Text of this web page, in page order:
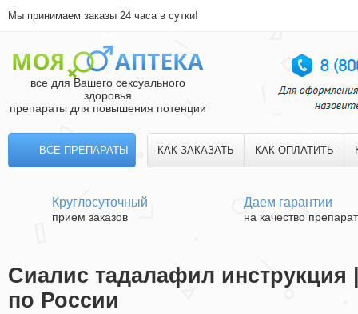
Мы принимаем заказы 24 часа в сутки!
все для Вашего сексуального
здоровья
препараты для повышения потенции
ВСЕ ПРЕПАРАТЫ КАК ЗАКАЗАТЬ КАК ОПЛАТИТЬ
Круглосуточный
прием заказов
Даем гарантии
на качество
Сиалис тадалафил инструкция
по России